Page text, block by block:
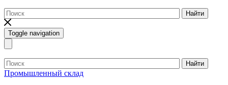
Найти
Toggle navigation
Найти
Промышленный склад